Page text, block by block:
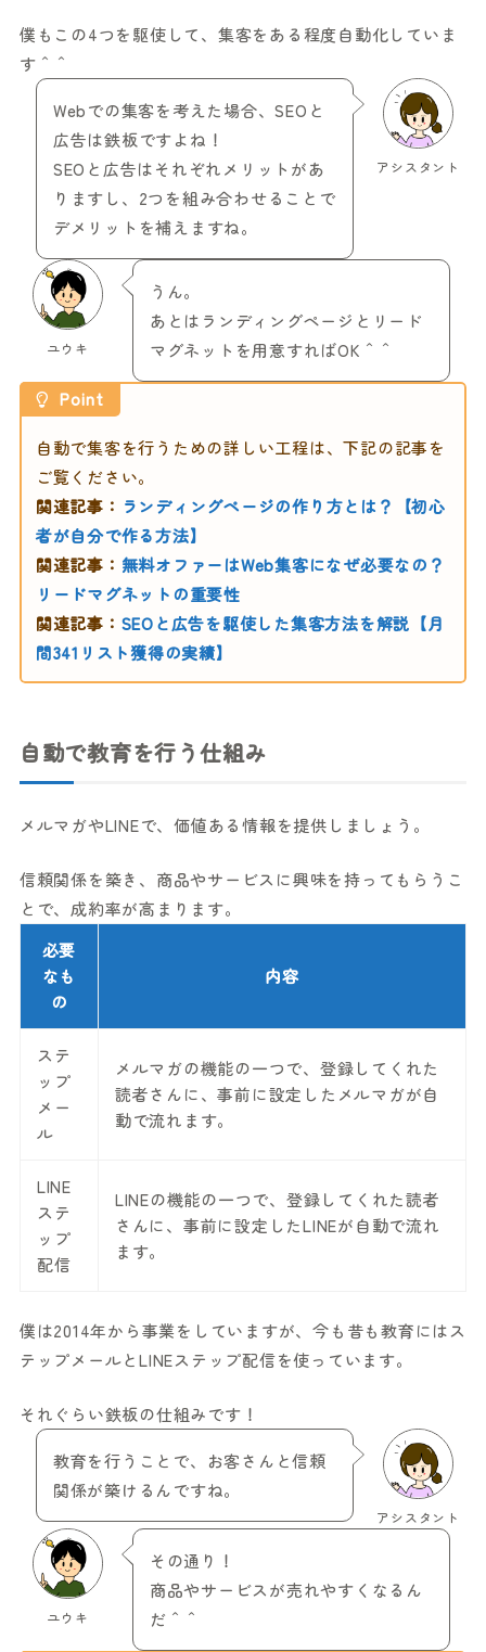
僕もこの4つを駆使して、集客をある程度自動化していま
す＾＾
アシスタント
Webでの集客を考えた場合、SEOと
広告は鉄板ですよね！
SEOと広告はそれぞれメリットがあ
りますし、2つを組み合わせることで
デメリットを補えますね。
ユウキ
うん。
あとはランディングページとリード
マグネットを用意すればOK＾＾
Point
自動で集客を行うための詳しい工程は、下記の記事を
ご覧ください。
関連記事： ランディングページの作り方とは？【初心
者が自分で作る方法】
関連記事： 無料オファーはWeb集客になぜ必要なの？
リードマグネットの重要性
関連記事： SEOと広告を駆使した集客方法を解説【月
間341リスト獲得の実績】
自動で教育を行う仕組み
メルマガやLINEで、価値ある情報を提供しましょう。
信頼関係を築き、商品やサービスに興味を持ってもらうこ
とで、成約率が高まります。
必要
なも
の
内容
ステ
ップ
メー
ル
メルマガの機能の一つで、登録してくれた
読者さんに、事前に設定したメルマガが自
動で流れます。
LINE
ステ
ップ
配信
LINEの機能の一つで、登録してくれた読者
さんに、事前に設定したLINEが自動で流れ
ます。
僕は2014年から事業をしていますが、今も昔も教育にはス
テップメールとLINEステップ配信を使っています。
それぐらい鉄板の仕組みです！
アシスタント
教育を行うことで、お客さんと信頼
関係が築けるんですね。
ユウキ
その通り！
商品やサービスが売れやすくなるん
だ＾＾